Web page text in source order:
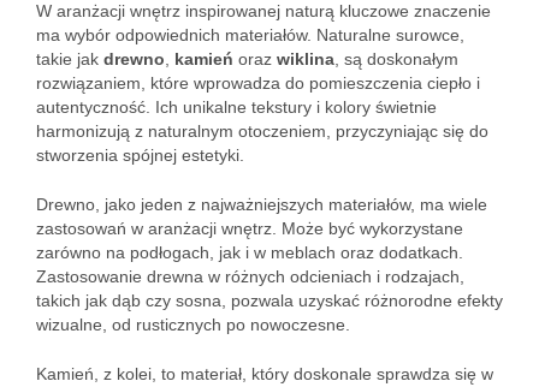
W aranżacji wnętrz inspirowanej naturą kluczowe znaczenie
ma wybór odpowiednich materiałów. Naturalne surowce,
takie jak drewno kamień oraz wiklina , są doskonałym
rozwiązaniem, które wprowadza do pomieszczenia ciepło i
autentyczność. Ich unikalne tekstury i kolory świetnie
harmonizują z naturalnym otoczeniem, przyczyniając się do
stworzenia spójnej estetyki.
Drewno, jako jeden z najważniejszych materiałów, ma wiele
zastosowań w aranżacji wnętrz. Może być wykorzystane
zarówno na podłogach, jak i w meblach oraz dodatkach.
Zastosowanie drewna w różnych odcieniach i rodzajach,
takich jak dąb czy sosna, pozwala uzyskać różnorodne efekty
wizualne, od rusticznych po nowoczesne.
Kamień, z kolei, to materiał, który doskonale sprawdza się w